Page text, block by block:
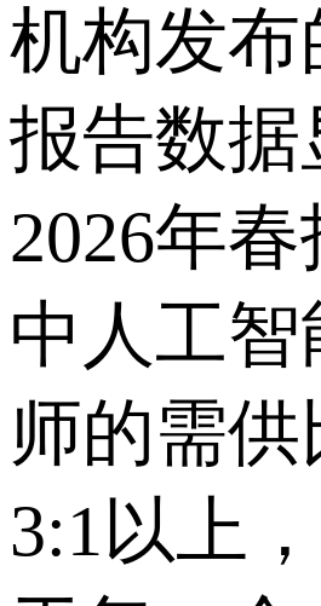
机构发布
报告数据
2026年
中人工智
师的需
3:1以上